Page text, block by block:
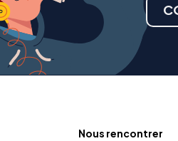
Nous rencontrer